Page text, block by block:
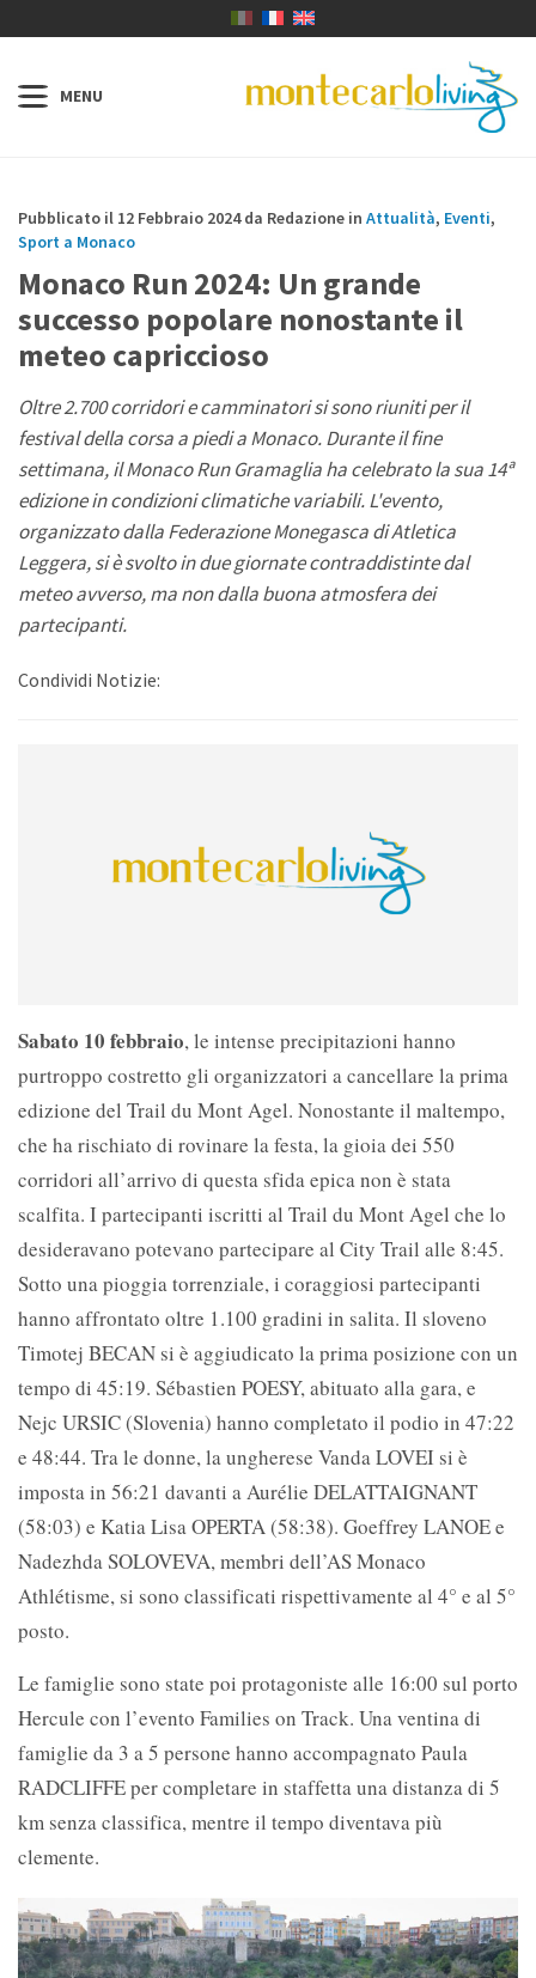
Pubblicato il 12 Febbraio 2024 da Redazione in Attualità, Eventi,
Sport a Monaco
Monaco Run 2024: Un grande
successo popolare nonostante il
meteo capriccioso
Oltre 2.700 corridori e camminatori si sono riuniti per il
festival della corsa a piedi a Monaco. Durante il fine
settimana, il Monaco Run Gramaglia ha celebrato la sua 14ª
edizione in condizioni climatiche variabili. L'evento,
organizzato dalla Federazione Monegasca di Atletica
Leggera, si è svolto in due giornate contraddistinte dal
meteo avverso, ma non dalla buona atmosfera dei
partecipanti.
Condividi Notizie:
Sabato 10 febbraio, le intense precipitazioni hanno
purtroppo costretto gli organizzatori a cancellare la prima
edizione del Trail du Mont Agel. Nonostante il maltempo,
che ha rischiato di rovinare la festa, la gioia dei 550
corridori all’arrivo di questa sfida epica non è stata
scalfita. I partecipanti iscritti al Trail du Mont Agel che lo
desideravano potevano partecipare al City Trail alle 8:45.
Sotto una pioggia torrenziale, i coraggiosi partecipanti
hanno affrontato oltre 1.100 gradini in salita. Il sloveno
Timotej BECAN si è aggiudicato la prima posizione con un
tempo di 45:19. Sébastien POESY, abituato alla gara, e
Nejc URSIC (Slovenia) hanno completato il podio in 47:22
e 48:44. Tra le donne, la ungherese Vanda LOVEI si è
imposta in 56:21 davanti a Aurélie DELATTAIGNANT
(58:03) e Katia Lisa OPERTA (58:38). Goeffrey LANOE e
Nadezhda SOLOVEVA, membri dell’AS Monaco
Athlétisme, si sono classificati rispettivamente al 4° e al 5°
posto.
Le famiglie sono state poi protagoniste alle 16:00 sul porto
Hercule con l’evento Families on Track. Una ventina di
famiglie da 3 a 5 persone hanno accompagnato Paula
RADCLIFFE per completare in staffetta una distanza di 5
km senza classifica, mentre il tempo diventava più
clemente.